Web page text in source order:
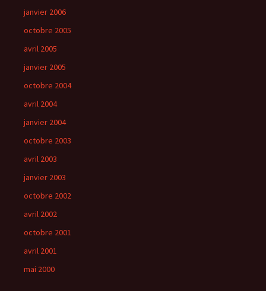
janvier 2006
octobre 2005
avril 2005
janvier 2005
octobre 2004
avril 2004
janvier 2004
octobre 2003
avril 2003
janvier 2003
octobre 2002
avril 2002
octobre 2001
avril 2001
mai 2000